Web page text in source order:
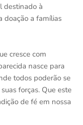
destinado à
doação a famílias
cresce com
nasce para
todos poderão se
forças. Que este
de fé em nossa